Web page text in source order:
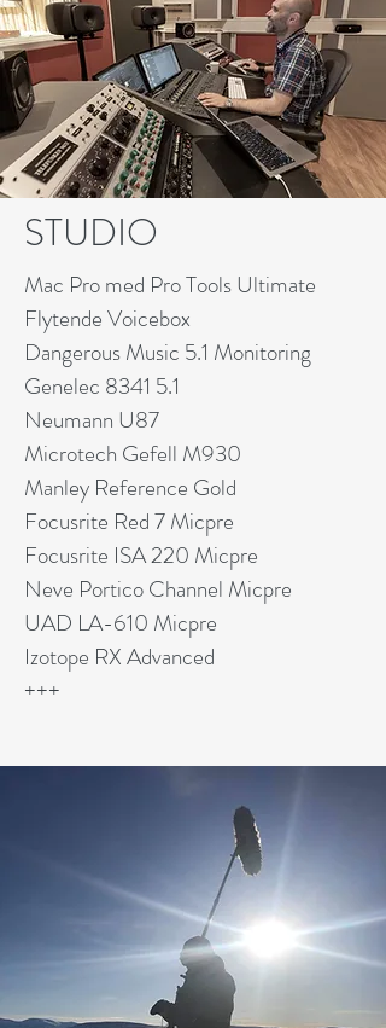
STUDIO
Mac Pro med Pro Tools Ultimate
Flytende Voicebox
Dangerous Music 5.1 Monitoring
Genelec 8341 5.1
Neumann U87
Microtech Gefell M930
Manley Reference Gold
Focusrite Red 7 Micpre
Focusrite ISA 220 Micpre
Neve Portico Channel Micpre
UAD LA-610 Micpre
Izotope RX Advanced
+++